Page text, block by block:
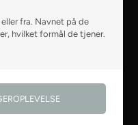
fra. Navnet på de
hvilket formål de tjener.